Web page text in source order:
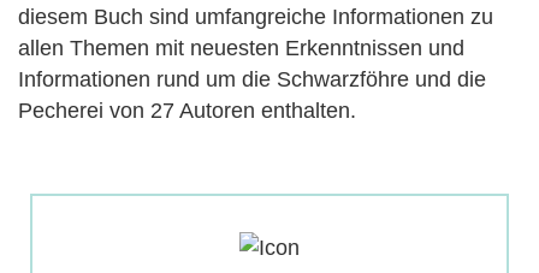
diesem Buch sind umfangreiche Informationen zu
allen Themen mit neuesten Erkenntnissen und
Informationen rund um die Schwarzföhre und die
Pecherei von 27 Autoren enthalten.
Geschichte der